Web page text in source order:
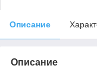
Описание
Описание